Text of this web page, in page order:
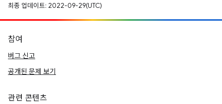
최종 업데이트: 2022-09-29(UTC)
참여
버그 신고
공개된 문제 보기
관련 콘텐츠